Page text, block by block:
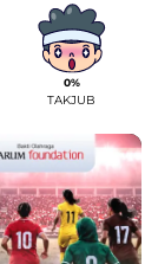
0%
TAKJUB